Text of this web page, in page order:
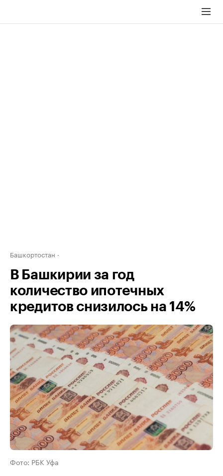
Башкортостан
В Башкирии за год
количество ипотечных
кредитов снизилось на 14%
Фото: РБК Уфа